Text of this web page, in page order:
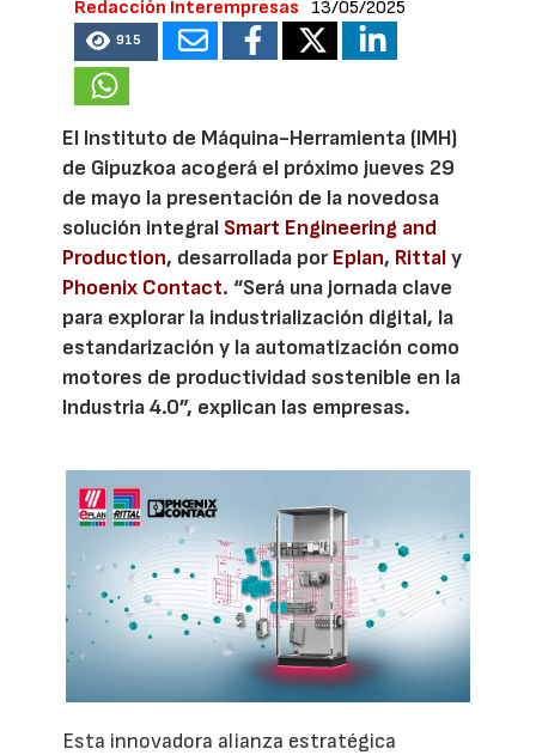
Redacción Interempresas 13/05/2025
915
El Instituto de Máquina-Herramienta (IMH)
de Gipuzkoa acogerá el próximo jueves 29
de mayo la presentación de la novedosa
solución integral Smart Engineering and
Production, desarrollada porEplan, Rittaly
Phoenix Contact. “Será una jornada clave
para explorar la industrialización digital, la
estandarización y la automatización como
motores de productividad sostenible en la
Industria 4.0”, explican las empresas.
Esta innovadora alianza estratégica